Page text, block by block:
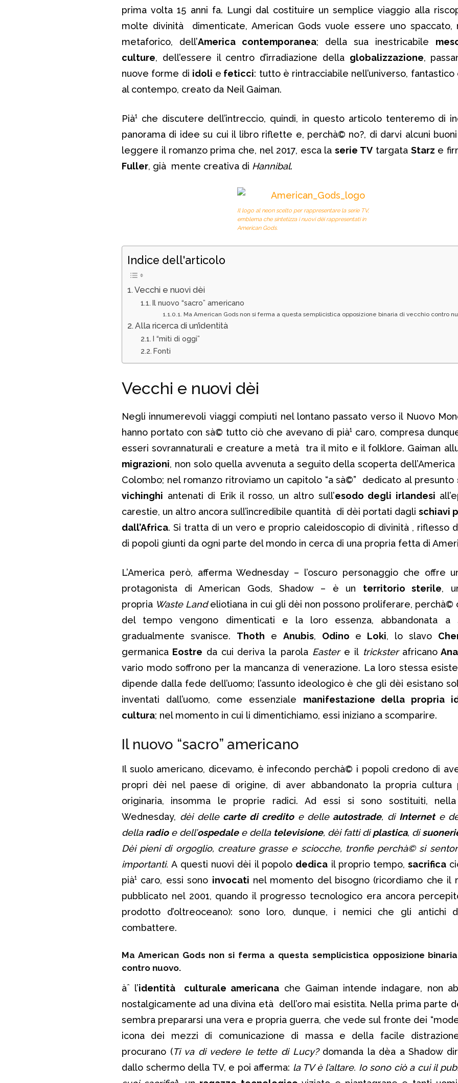
prima volta 15 anni fa. Lungi dal costituire un semplice viaggio alla
molte divinità dimenticate, American Gods vuole essere uno spaccato,
metaforico, dell’America contemporanea; della sua inestricabile
culture, dell’essere il centro d’irradiazione della globalizzazione,
nuove forme di idoli e feticci: tutto è rintracciabile nell’universo,
al contempo, creato da Neil Gaiman.
Pià¹ che discutere dell’intreccio, quindi, in questo articolo tenteremo di
panorama di idee su cui il libro riflette e, perchà© no?, di darvi alcuni
leggere il romanzo prima che, nel 2017, esca laserie TV targata Starz e
Fuller, già mente creativa di Hannibal.
Il logo al neon scelto per rappresentare la serie TV,
emblema che sintetizza i nuovi dèi rappresentati in
American Gods.
Indice dell'articolo
Vecchi e nuovi dèi
Il nuovo “sacro” americano
Ma American Gods non si ferma a questa semplicistica opposizione binaria di vecchio contro
Alla ricerca di un’identità
I “miti di oggi”
Fonti
Vecchi e nuovi dèi
Negli innumerevoli viaggi compiuti nel lontano passato verso il Nuovo
hanno portato con sà© tutto ciò che avevano di pià¹ caro, compresa
esseri sovrannaturali e creature a metà tra il mito e il folklore. Gaiman
migrazioni, non solo quella avvenuta a seguito della scoperta
Colombo; nel romanzo ritroviamo un capitolo “a sà©” dedicato al presunto
vichinghi antenati di Erik il rosso, un altro sull’esodo degli irlandesi
carestie, un altro ancora sull’incredibile quantità di dèi portati dagli schiavi
dall’Africa. Si tratta di un vero e proprio caleidoscopio di divinità , riflesso
di popoli giunti da ogni parte del mondo in cerca di una propria fetta di
L’America però, afferma Wednesday – l’oscuro personaggio che offre
protagonista di American Gods, Shadow – è un territorio sterile,
propria Waste Landeliotiana in cui gli dèi non possono proliferare, perchà©
del tempo vengono dimenticati e la loro essenza, abbandonata a
gradualmente svanisce. Thoth e Anubis, Odino e Loki, lo slavo
germanica Eostre da cui deriva la parola Easter e il trickster africano
vario modo soffrono per la mancanza di venerazione. La loro stessa
dipende dalla fede dell’uomo; l’assunto ideologico è che gli dèi esistano
inventati dall’uomo, come essenziale manifestazione della propria
cultura; nel momento in cui li dimentichiamo, essi iniziano a scomparire.
Il nuovo “sacro” americano
Il suolo americano, dicevamo, è infecondo perchà© i popoli credono di
propri dèi nel paese di origine, di aver abbandonato la propria cultura
originaria, insomma le proprie radici. Ad essi si sono sostituiti,
Wednesday, dèi delle carte di creditoe delleautostrade, di Internete
della radioe dell’ospedalee della televisione, dèi fatti diplastica, di
Dèi pieni di orgoglio, creature grasse e sciocche, tronfie perchà© si
importanti.A questi nuovi dèi il popolo dedica il proprio tempo, sacrifica
pià¹ caro, essi sono invocati nel momento del bisogno (ricordiamo che il
pubblicato nel 2001, quando il progresso tecnologico era ancora
prodotto d’oltreoceano): sono loro, dunque, i nemici che gli antichi
combattere.
Ma American Gods non si ferma a questa semplicistica opposizione
contro nuovo.
àˆ l’identità culturale americana che Gaiman intende indagare, non
nostalgicamente ad una divina età dell’oro mai esistita. Nella prima parte
sembra prepararsi una vera e propria guerra, che vede sul fronte dei
icona dei mezzi di comunicazione di massa e della facile
procurano (Ti va di vedere le tette di Lucy?domanda la dèa a Shadow
dallo schermo della TV, e poi afferma: la TV è l’altare. Io sono ciò a cui il